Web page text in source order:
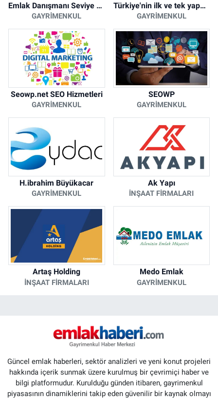
Emlak Danışmanı Seviye 5 Mesleki Yeterlilik Belgesi
GAYRIMENKUL
Türkiye'nin ilk ve tek yapay zeka destekli arsa ilan platformu
GAYRIMENKUL
Seowp.net SEO Hizmetleri
GAYRIMENKUL
SEOWP
GAYRIMENKUL
H.ibrahim Büyükacar
GAYRIMENKUL
Ak Yapı
İNŞAAT FIRMALARI
Artaş Holding
İNŞAAT FIRMALARI
Medo Emlak
GAYRIMENKUL
Güncel emlak haberleri, sektör analizleri ve yeni konut projeleri
hakkında içerik sunmak üzere kurulmuş bir çevrimiçi haber ve
bilgi platformudur. Kurulduğu günden itibaren, gayrimenkul
piyasasının dinamiklerini takip eden güvenilir bir kaynak olmayı